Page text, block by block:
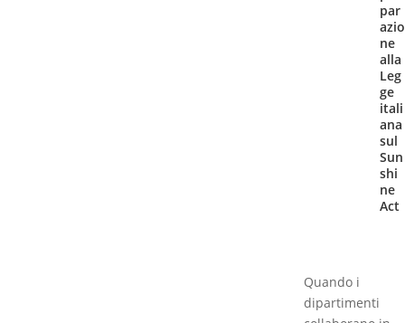
par
azio
ne
alla
Leg
ge
itali
ana
sul
Sun
shi
ne
Act
Quando i
dipartimenti